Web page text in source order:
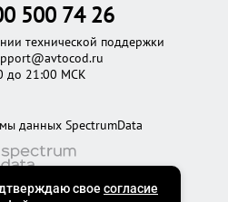
данных SpectrumData
500 74 26
технической поддержки
до 21:00 МСК